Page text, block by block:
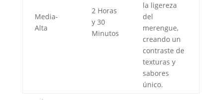
Media-
Alta
2 Horas
y 30
Minutos
la ligereza
del
merengue,
creando un
contraste de
texturas y
sabores
único.